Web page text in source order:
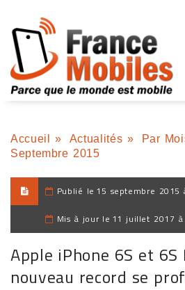
Accueil » Actualités » Par
Septembre 2015
Publié le 15 septembre 2015
Mis à jour le 11 juillet 2017 à
Apple iPhone 6S et 6S
nouveau record se